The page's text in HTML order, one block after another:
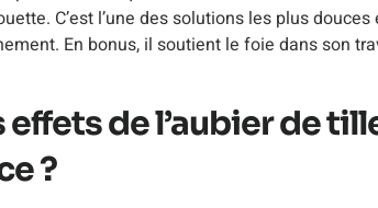
C’est l’une des solutions les plus
En bonus, il soutient le foie dans son
effets de l’aubier de
?